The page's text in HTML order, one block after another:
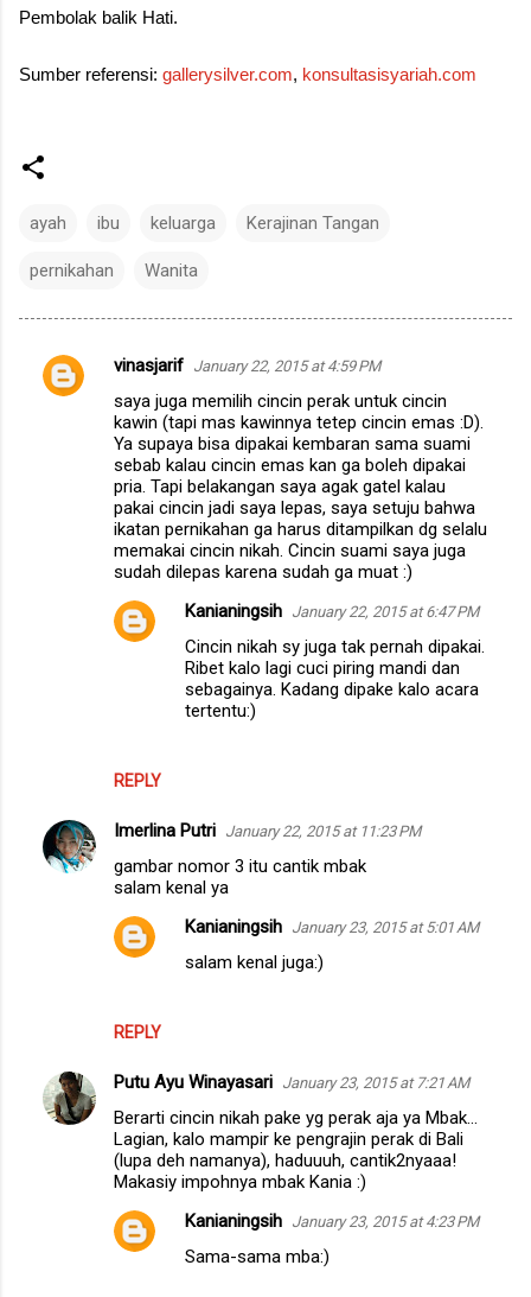
Pembolak balik Hati.
Sumber referensi: gallerysilver.com, konsultasisyariah.com
ayah ibu keluarga Kerajinan Tangan
pernikahan Wanita
C
vinasjarif January 22, 2015 at 4:59 PM
saya juga memilih cincin perak untuk cincin
kawin (tapi mas kawinnya tetep cincin emas :D).
Ya supaya bisa dipakai kembaran sama suami
sebab kalau cincin emas kan ga boleh dipakai
pria. Tapi belakangan saya agak gatel kalau
pakai cincin jadi saya lepas, saya setuju bahwa
ikatan pernikahan ga harus ditampilkan dg selalu
memakai cincin nikah. Cincin suami saya juga
sudah dilepas karena sudah ga muat :)
REPLY
Kanianingsih January 22, 2015 at 6:47 PM
Cincin nikah sy juga tak pernah dipakai.
Ribet kalo lagi cuci piring mandi dan
sebagainya. Kadang dipake kalo acara
tertentu:)
Imerlina Putri January 22, 2015 at 11:23 PM
gambar nomor 3 itu cantik mbak
salam kenal ya
REPLY
Kanianingsih January 23, 2015 at 5:01 AM
salam kenal juga:)
Putu Ayu Winayasari January 23, 2015 at 7:21 AM
Berarti cincin nikah pake yg perak aja ya Mbak...
Lagian, kalo mampir ke pengrajin perak di Bali
(lupa deh namanya), haduuuh, cantik2nyaaa!
Makasiy impohnya mbak Kania :)
Kanianingsih January 23, 2015 at 4:23 PM
Sama-sama mba:)